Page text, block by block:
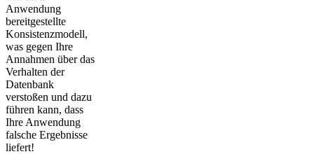
Anwendung
bereitgestellte
Konsistenzmodell,
was gegen Ihre
Annahmen über das
Verhalten der
Datenbank
verstoßen und dazu
führen kann, dass
Ihre Anwendung
falsche Ergebnisse
liefert!